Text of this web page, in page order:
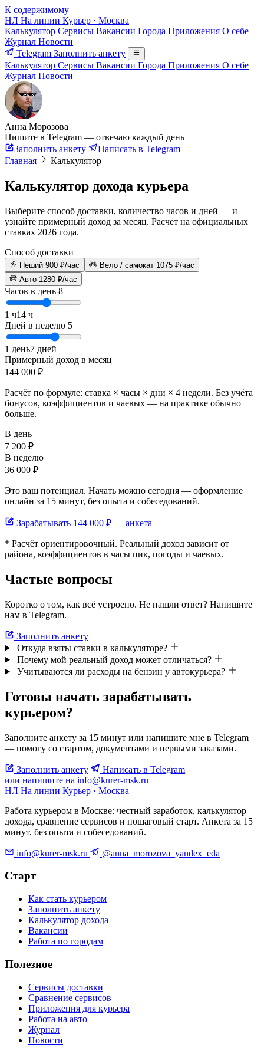
К содержимому
НЛ На линии Курьер · Москва
Калькулятор Сервисы Вакансии Города Приложения О себе
Журнал Новости
Telegram Заполнить анкету
Калькулятор Сервисы Вакансии Города Приложения О себе
Журнал Новости
Анна Морозова
Пишите в Telegram — отвечаю каждый день
Заполнить анкету
Написать в Telegram
Главная
Калькулятор
Калькулятор дохода курьера
Выберите способ доставки, количество часов и дней — и
узнайте примерный доход за месяц. Расчёт на официальных
ставках 2026 года.
Способ доставки
Пеший 900 ₽/час Вело / самокат 1075 ₽/час
Авто 1280 ₽/час
Часов в день 8
1 ч14 ч
Дней в неделю 5
1 день7 дней
Примерный доход в месяц
144 000 ₽
Расчёт по формуле: ставка × часы × дни × 4 недели. Без учёта
бонусов, коэффициентов и чаевых — на практике обычно
больше.
В день
7 200 ₽
В неделю
36 000 ₽
Это ваш потенциал. Начать можно сегодня — оформление
онлайн за 15 минут, без опыта и собеседований.
Зарабатывать 144 000 ₽ — анкета
* Расчёт ориентировочный. Реальный доход зависит от
района, коэффициентов в часы пик, погоды и чаевых.
Частые вопросы
Коротко о том, как всё устроено. Не нашли ответ? Напишите
нам в Telegram.
Заполнить анкету
Откуда взяты ставки в калькуляторе?
Почему мой реальный доход может отличаться?
Учитываются ли расходы на бензин у автокурьера?
Готовы начать зарабатывать
курьером?
Заполните анкету за 15 минут или напишите мне в Telegram
— помогу со стартом, документами и первыми заказами.
Заполнить анкету
Написать в Telegram
или напишите на info@kurer-msk.ru
НЛ На линии Курьер · Москва
Работа курьером в Москве: честный заработок, калькулятор
дохода, сравнение сервисов и пошаговый старт. Анкета за 15
минут, без опыта и собеседований.
info@kurer-msk.ru @anna_morozova_yandex_eda
Старт
Как стать курьером
Заполнить анкету
Калькулятор дохода
Вакансии
Работа по городам
Полезное
Сервисы доставки
Сравнение сервисов
Приложения для курьера
Работа на авто
Журнал
Новости